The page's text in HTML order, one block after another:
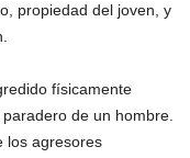
propiedad del joven, y
físicamente
de un hombre.
los agresores